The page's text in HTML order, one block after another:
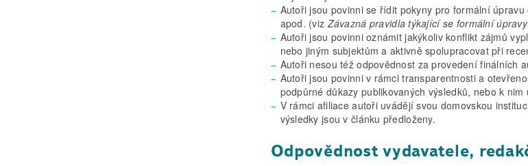
Autoři jsou povinni se řídit pokyny pro formální
apod. (vizZávazná pravidla týkající se formální
Autoři jsou povinni oznámit jakýkoliv konflikt zájmů
nebo jiným subjektům a aktivně spolupracovat při
Autoři nesou též odpovědnost za provedení finálních
Autoři jsou povinni v rámci transparentnosti a
podpůrné důkazy publikovaných výsledků, nebo k
V rámci afiliace autoři uvádějí svou domovskou
výsledky jsou v článku předloženy.
Odpovědnost vydavatele,